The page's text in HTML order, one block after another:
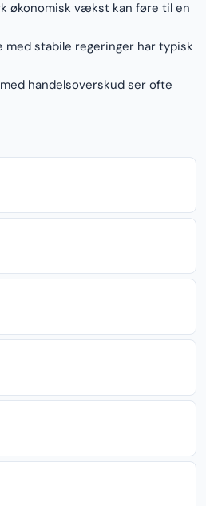
økonomisk vækst kan føre til en
med stabile regeringer har typisk
handelsoverskud ser ofte